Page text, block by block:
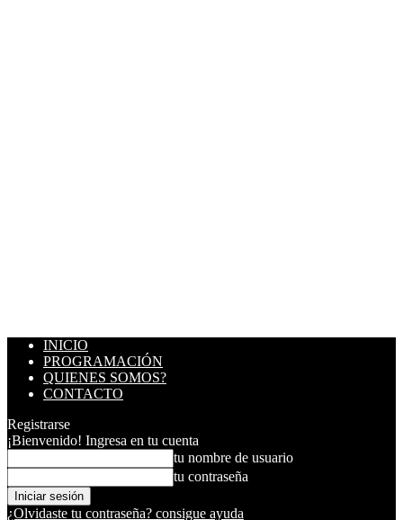
INICIO
PROGRAMACIÓN
QUIENES SOMOS?
CONTACTO
Registrarse
¡Bienvenido! Ingresa en tu cuenta
tu nombre de usuario
tu contraseña
¿Olvidaste tu contraseña? consigue ayuda